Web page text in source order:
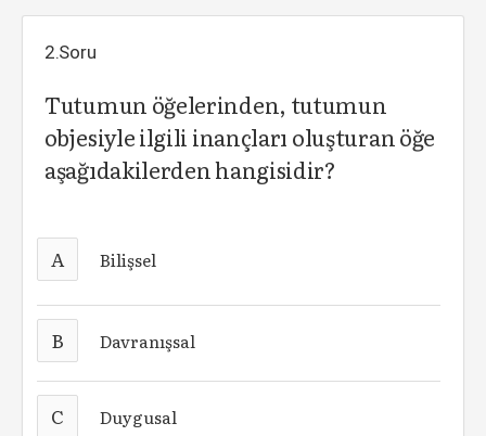
2.Soru
Tutumun öğelerinden, tutumun
objesiyle ilgili inançları oluşturan öğe
aşağıdakilerden hangisidir?
A Bilişsel
B Davranışsal
C Duygusal